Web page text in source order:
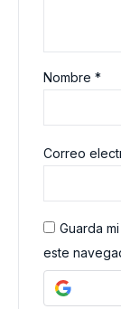
Nombre*
Correo
Guarda
este